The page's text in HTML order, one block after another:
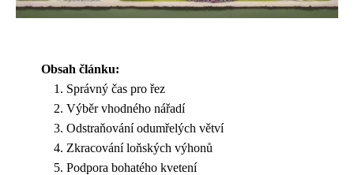
Obsah článku:
Správný čas pro řez
Výběr vhodného nářadí
Odstraňování odumřelých větví
Zkracování loňských výhonů
Podpora bohatého kvetení